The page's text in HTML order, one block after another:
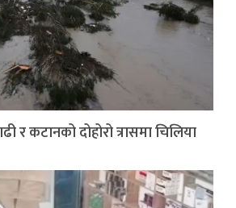
र कटानको दोहोरो त्रासमा चिलिया